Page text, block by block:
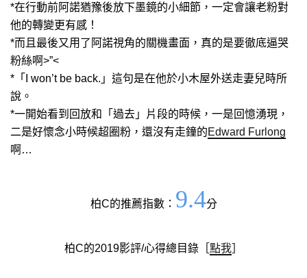
*在行動前阿諾猶豫後放下墨鏡的小細節，一定會讓老粉對
他的轉變更有感！
*而且最後又用了阿諾視角的關機畫面，真的是要徹底逼哭
粉絲啊>”<
*「I won’t be back.」這句是在他於小木屋外送走妻兒時所
說。
*一開始看到回放和「過去」片段的時候，一是回憶湧現，
二是好懷念小時候超圈粉，還沒有走鐘的Edward Furlong
啊…
柏C的推薦指數： 9.4分
柏C的2019影評/心得總目錄［ 點我